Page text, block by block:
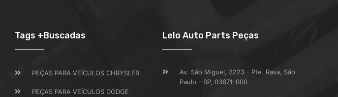
Tags +Buscadas
PEÇAS PARA VEÍCULOS CHRYSLER
PEÇAS PARA VEÍCULOS DODGE
Lelo Auto Parts Peças
Av. São Miguel, 3223 - Pte. Rasa, São
Paulo - SP, 03871-000